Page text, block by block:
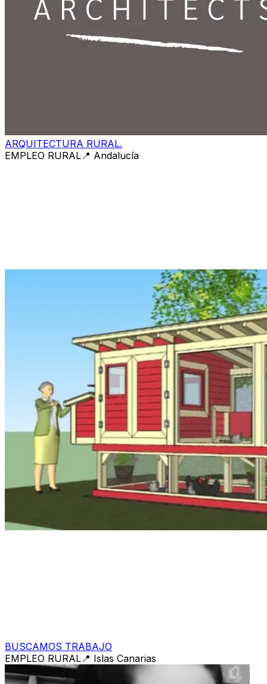
ARQUITECTURA RURAL.
EMPLEO RURAL 📍 Andalucía
BUSCAMOS TRABAJO
EMPLEO RURAL 📍 Islas Canarias